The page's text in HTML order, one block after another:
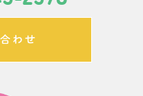
わせ